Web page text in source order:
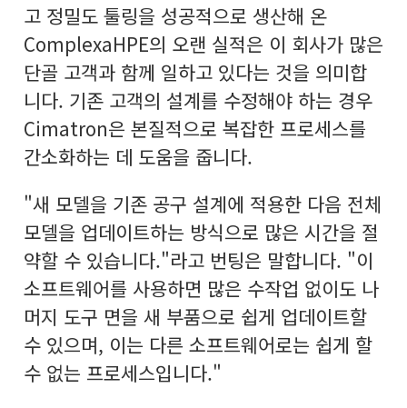
고 정밀도 툴링을 성공적으로 생산해 온
ComplexaHPE의 오랜 실적은 이 회사가 많은
단골 고객과 함께 일하고 있다는 것을 의미합
니다. 기존 고객의 설계를 수정해야 하는 경우
Cimatron은 본질적으로 복잡한 프로세스를
간소화하는 데 도움을 줍니다.
"새 모델을 기존 공구 설계에 적용한 다음 전체
모델을 업데이트하는 방식으로 많은 시간을 절
약할 수 있습니다."라고 번팅은 말합니다. "이
소프트웨어를 사용하면 많은 수작업 없이도 나
머지 도구 면을 새 부품으로 쉽게 업데이트할
수 있으며, 이는 다른 소프트웨어로는 쉽게 할
수 없는 프로세스입니다."